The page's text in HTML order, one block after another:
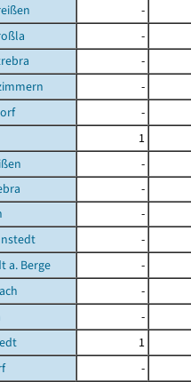
-
-
-
-
-
1
-
-
-
-
a. Berge
-
-
-
1
-